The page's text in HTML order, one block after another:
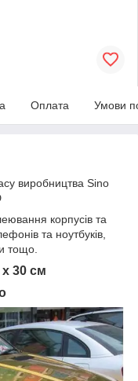
Оплата Умови
виробництва Sino
корпусів та
та ноутбуків,
тощо.
30 см